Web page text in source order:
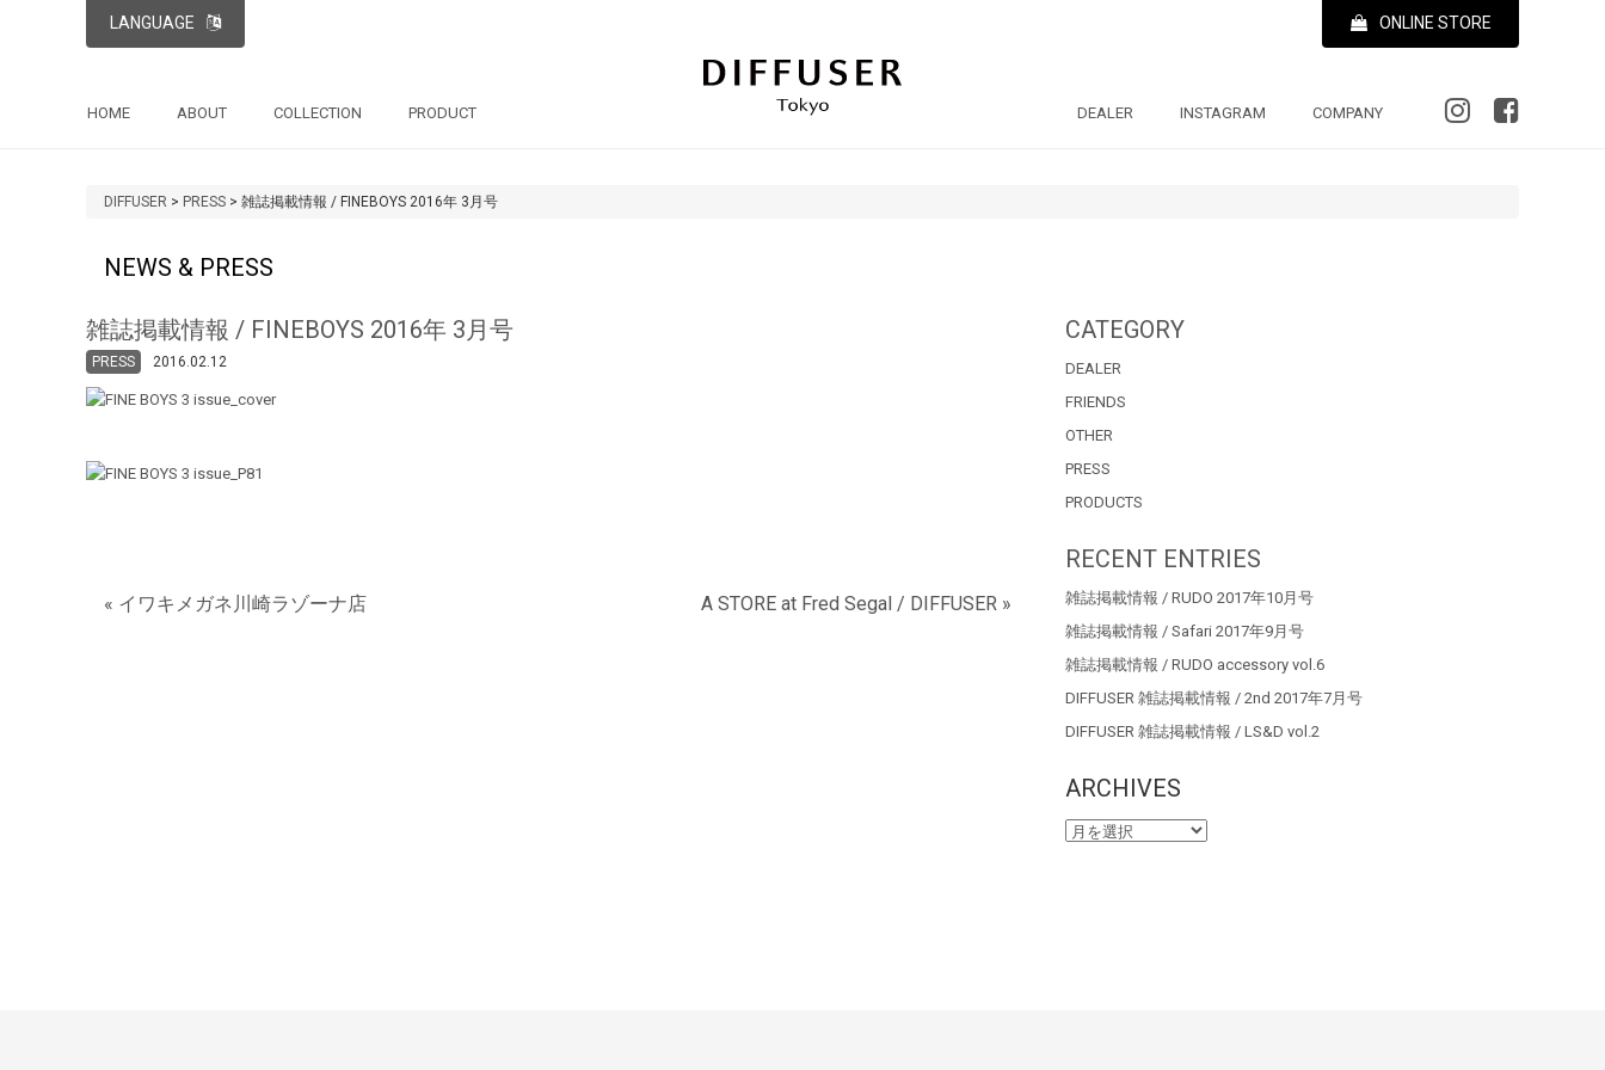
LANGUAGE ONLINE STORE
HOME ABOUT COLLECTION PRODUCT DEALER INSTAGRAM COMPANY
DIFFUSER > PRESS > 雑誌掲載情報 / FINEBOYS 2016年 3月号
NEWS & PRESS
雑誌掲載情報 / FINEBOYS 2016年 3月号
PRESS 2016.02.12
« イワキメガネ川崎ラゾーナ店 A STORE at Fred Segal / DIFFUSER »
CATEGORY
DEALER
FRIENDS
OTHER
PRESS
PRODUCTS
RECENT ENTRIES
雑誌掲載情報 / RUDO 2017年10月号
雑誌掲載情報 / Safari 2017年9月号
雑誌掲載情報 / RUDO accessory vol.6
DIFFUSER 雑誌掲載情報 / 2nd 2017年7月号
DIFFUSER 雑誌掲載情報 / LS&D vol.2
ARCHIVES